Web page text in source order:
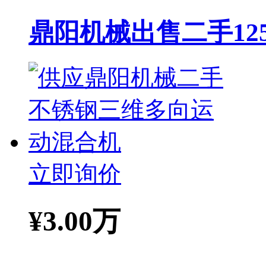
鼎阳机械出售二手
立即询价
¥3.00万